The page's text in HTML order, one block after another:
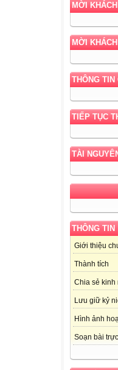
MỜI
MỜI
THÔNG TIN
TIẾP TỤC
TÀI
THÔNG TIN
Giới thiệu
Thành tích
Chia sẻ kinh
Lưu giữ kỷ
Hình ảnh
Soạn bài